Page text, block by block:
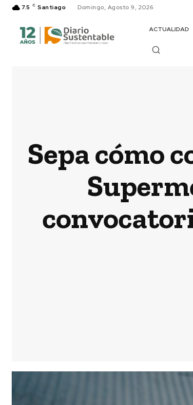
7.5 C Santiago Domingo, Agosto 9, 2026
ACTUALIDAD
Sepa cómo